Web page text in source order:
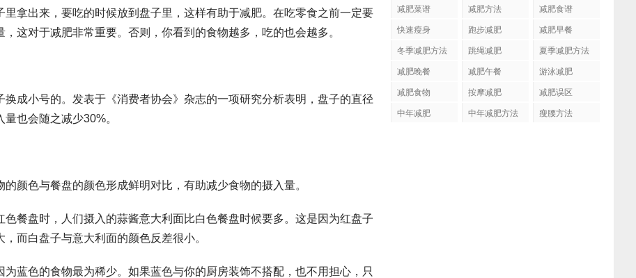
出来，要吃的时候放到盘子里，这样有助于减肥。在吃零食之前一定要
这对于减肥非常重要。否则，你看到的食物越多，吃的也会越多。
小号的。发表于《消费者协会》杂志的一项研究分析表明，盘子的直径
也会随之减少30%。
色与餐盘的颜色形成鲜明对比，有助减少食物的摄入量。
盘时，人们摄入的蒜酱意大利面比白色餐盘时候要多。这是因为红盘子
而白盘子与意大利面的颜色反差很小。
色的食物最为稀少。如果蓝色与你的厨房装饰不搭配，也不用担心，只
减肥菜谱
减肥方法
减肥食谱
快速瘦身
跑步减肥
减肥早餐
冬季减肥方法
跳绳减肥
夏季减肥方法
减肥晚餐
减肥午餐
游泳减肥
减肥食物
按摩减肥
减肥误区
中年减肥
中年减肥方法 瘦腰方法